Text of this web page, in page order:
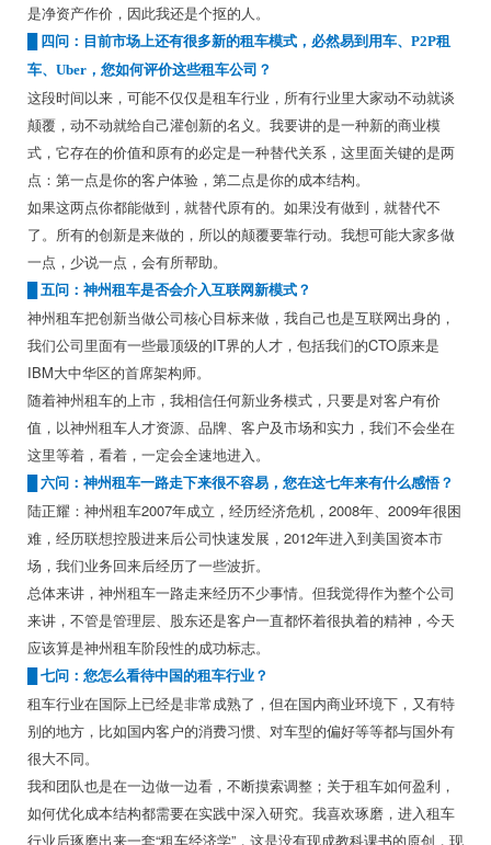
是净资产作价，因此我还是个抠的人。
四问：目前市场上还有很多新的租车模式，必然易到用车、P2P租
车、Uber，您如何评价这些租车公司？
这段时间以来，可能不仅仅是租车行业，所有行业里大家动不动就谈
颠覆，动不动就给自己灌创新的名义。我要讲的是一种新的商业模
式，它存在的价值和原有的必定是一种替代关系，这里面关键的是两
点：第一点是你的客户体验，第二点是你的成本结构。
如果这两点你都能做到，就替代原有的。如果没有做到，就替代不
了。所有的创新是来做的，所以的颠覆要靠行动。我想可能大家多做
一点，少说一点，会有所帮助。
五问：神州租车是否会介入互联网新模式？
神州租车把创新当做公司核心目标来做，我自己也是互联网出身的，
我们公司里面有一些最顶级的IT界的人才，包括我们的CTO原来是
IBM大中华区的首席架构师。
随着神州租车的上市，我相信任何新业务模式，只要是对客户有价
值，以神州租车人才资源、品牌、客户及市场和实力，我们不会坐在
这里等着，看着，一定会全速地进入。
六问：神州租车一路走下来很不容易，您在这七年来有什么感悟？
陆正耀：神州租车2007年成立，经历经济危机，2008年、2009年很困
难，经历联想控股进来后公司快速发展，2012年进入到美国资本市
场，我们业务回来后经历了一些波折。
总体来讲，神州租车一路走来经历不少事情。但我觉得作为整个公司
来讲，不管是管理层、股东还是客户一直都怀着很执着的精神，今天
应该算是神州租车阶段性的成功标志。
七问：您怎么看待中国的租车行业？
租车行业在国际上已经是非常成熟了，但在国内商业环境下，又有特
别的地方，比如国内客户的消费习惯、对车型的偏好等等都与国外有
很大不同。
我和团队也是在一边做一边看，不断摸索调整；关于租车如何盈利，
如何优化成本结构都需要在实践中深入研究。我喜欢琢磨，进入租车
行业后琢磨出来一套“租车经济学”，这是没有现成教科课书的原创，现